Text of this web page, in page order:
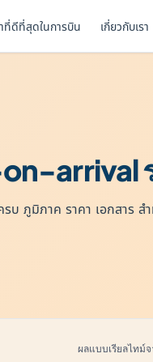
ที่ดีที่สุดในการบิน เกี่ยวกับเรา
arrival
บ ภูมิภาค ราคา เอกสาร
ผลแบบเรียลไท